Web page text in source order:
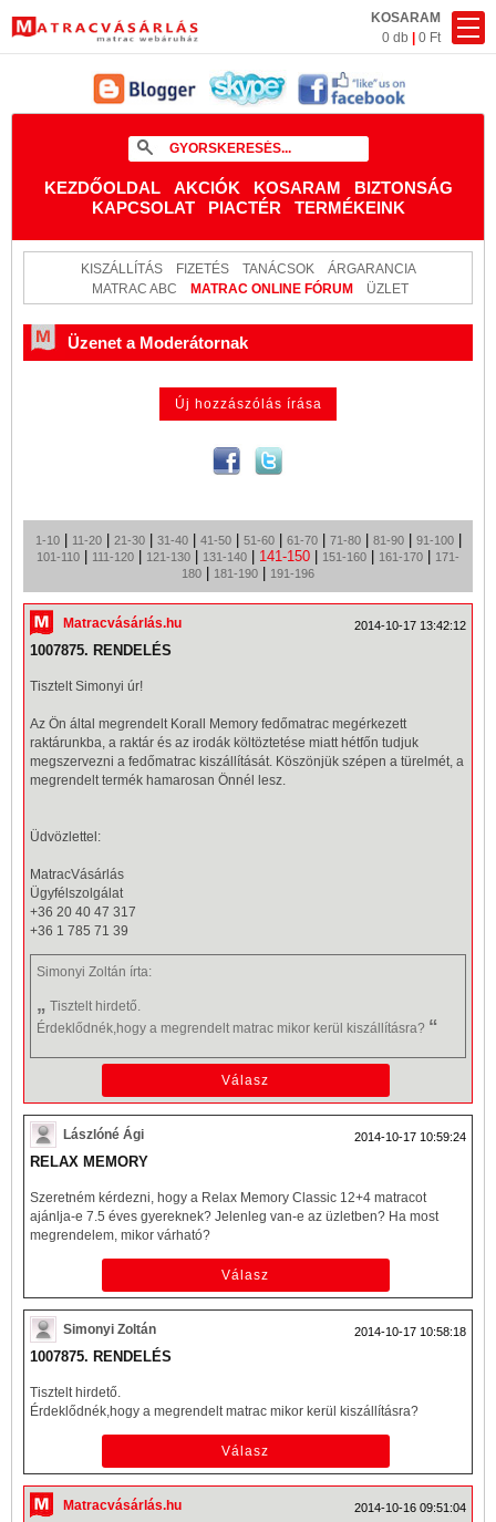
KOSARAM
0 db
0 Ft
KEZDŐOLDAL AKCIÓK KOSARAM
BIZTONSÁG
KAPCSOLAT
PIACTÉR TERMÉKEINK
KISZÁLLÍTÁS FIZETÉS TANÁCSOK
ÁRGARANCIA
MATRAC ABC
MATRAC ONLINE FÓRUM ÜZLET
Üzenet a Moderátornak
1-10| 11-20| 21-30| 31-40| 41-50| 51-60| 61-70| 71-80| 81-90| 91-100|
101-110 111-120 121-130 131-140 141-150 151-160 161-170
171-
180
181-190 191-196
Matracvásárlás.hu 2014-10-17 13:42:12
1007875. RENDELÉS
Tisztelt Simonyi úr!
Az Ön által megrendelt Korall Memory fedőmatrac megérkezett
raktárunkba, a raktár és az irodák költöztetése miatt hétfőn tudjuk
megszervezni a fedőmatrac kiszállítását. Köszönjük szépen a türelmét, a
megrendelt termék hamarosan Önnél lesz.
Üdvözlettel:
MatracVásárlás
Ügyfélszolgálat
+36 20 40 47 317
+36 1 785 71 39
Simonyi Zoltán írta:
„ Tisztelt hirdető.
Érdeklődnék,hogy a megrendelt matrac mikor kerül kiszállításra? “
Lászlóné Ági 2014-10-17 10:59:24
RELAX MEMORY
Szeretném kérdezni, hogy a Relax Memory Classic 12+4 matracot
ajánlja-e 7.5 éves gyereknek? Jelenleg van-e az üzletben? Ha most
megrendelem, mikor várható?
Simonyi Zoltán 2014-10-17 10:58:18
1007875. RENDELÉS
Tisztelt hirdető.
Érdeklődnék,hogy a megrendeltmatrac mikor kerül kiszállításra?
Matracvásárlás.hu 2014-10-16 09:51:04